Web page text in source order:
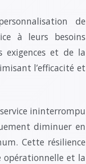
de
à leurs besoins
exigences et de la
l’efficacité et
ininterrompu
diminuer en
Cette résilience
et la